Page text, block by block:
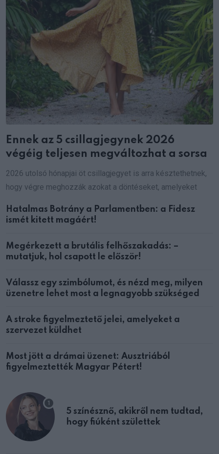
Ennek az 5 csillagjegynek 2026
végéig teljesen megváltozhat a sorsa
2026 utolsó hónapjai öt csillagjegyet is arra késztethetnek,
hogy végre meghozzák azokat a döntéseket, amelyeket
Hatalmas Botrány a Parlamentben: a Fidesz
ismét kitett magáért!
Megérkezett a brutális felhőszakadás: –
mutatjuk, hol csapott le először!
Válassz egy szimbólumot, és nézd meg, milyen
üzenetre lehet most a legnagyobb szükséged
A stroke figyelmeztető jelei, amelyeket a
szervezet küldhet
Most jött a drámai üzenet: Ausztriából
figyelmeztették Magyar Pétert!
5 színésznő, akikről nem tudtad,
hogy fiúként születtek